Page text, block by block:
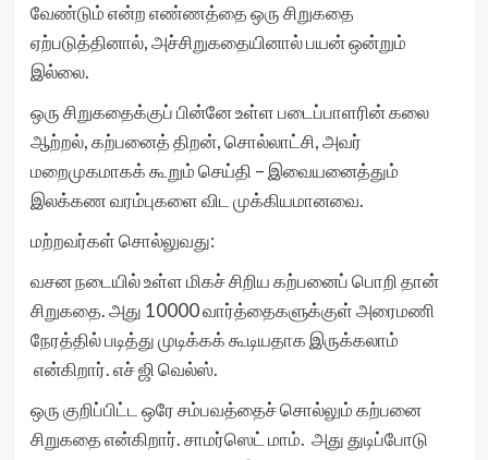
வேண்டும் என்ற எண்ணத்தை ஒரு சிறுகதை
ஏற்படுத்தினால், அச்சிறுகதையினால் பயன் ஒன்றும்
இல்லை.
ஒரு சிறுகதைக்குப் பின்னே உள்ள படைப்பாளரின் கலை
ஆற்றல், கற்பனைத் திறன், சொல்லாட்சி, அவர்
மறைமுகமாகக் கூறும் செய்தி – இவையனைத்தும்
இலக்கண வரம்புகளை விட முக்கியமானவை.
மற்றவர்கள் சொல்லுவது:
வசன நடையில் உள்ள மிகச் சிறிய கற்பனைப் பொறி தான்
சிறுகதை. அது 10000 வார்த்தைகளுக்குள் அரைமணி
நேரத்தில் படித்து முடிக்கக் கூடியதாக இருக்கலாம்
என்கிறார். எச் ஜி வெல்ஸ்.
ஒரு குறிப்பிட்ட ஒரே சம்பவத்தைச் சொல்லும் கற்பனை
சிறுகதை என்கிறார். சாமர்ஸெட் மாம். அது துடிப்போடு